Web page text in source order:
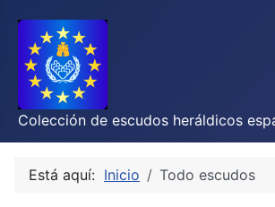
Colección de escudos heráldicos
Está aquí: Inicio Todo escudos